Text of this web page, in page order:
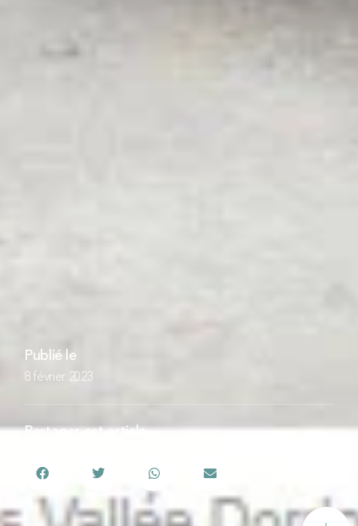
Publié le
8 février 2023
Partager cet article